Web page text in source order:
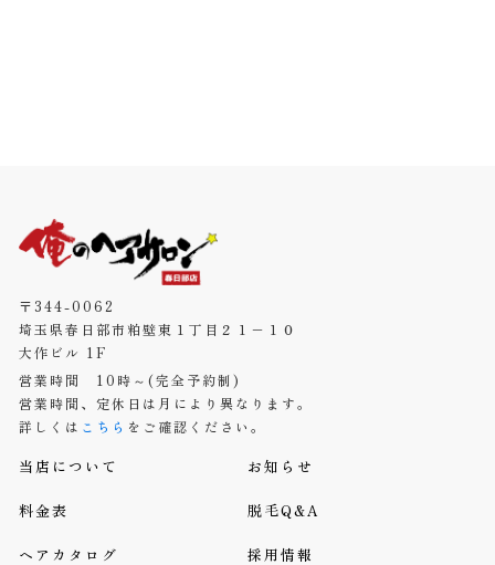
〒344-0062
埼玉県春日部市粕壁東１丁目２１−１０
大作ビル 1F
営業時間 10時～(完全予約制)
営業時間、定休日は月により異なります。
詳しくは こちら をご確認ください。
当店について
料金表
ヘアカタログ
お知らせ
脱毛Q&A
採用情報